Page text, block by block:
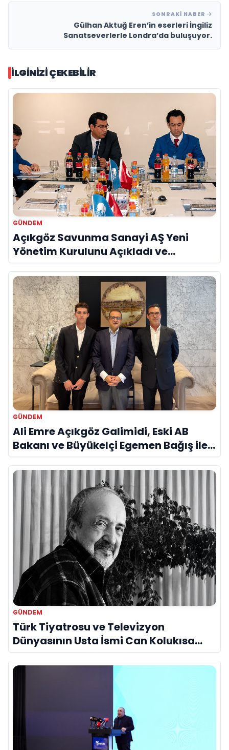
SONRAKI HABER
Gülhan Aktuğ Eren’in eserleri İngiliz
Sanatseverlerle Londra’da buluşuyor.
İLGINIZI ÇEKEBILIR
GÜNDEM
Açıkgöz Savunma Sanayi AŞ Yeni
Yönetim Kurulunu Açıkladı ve
Savunma Sanayinde Küresel Vizyon
Vurgusu
GÜNDEM
Ali Emre Açıkgöz Galimidi, Eski AB
Bakanı ve Büyükelçi Egemen Bağış ile
Bir Araya Geldi
GÜNDEM
Türk Tiyatrosu ve Televizyon
Dünyasının Usta İsmi Can Kolukısa
Hayatını Kaybetti